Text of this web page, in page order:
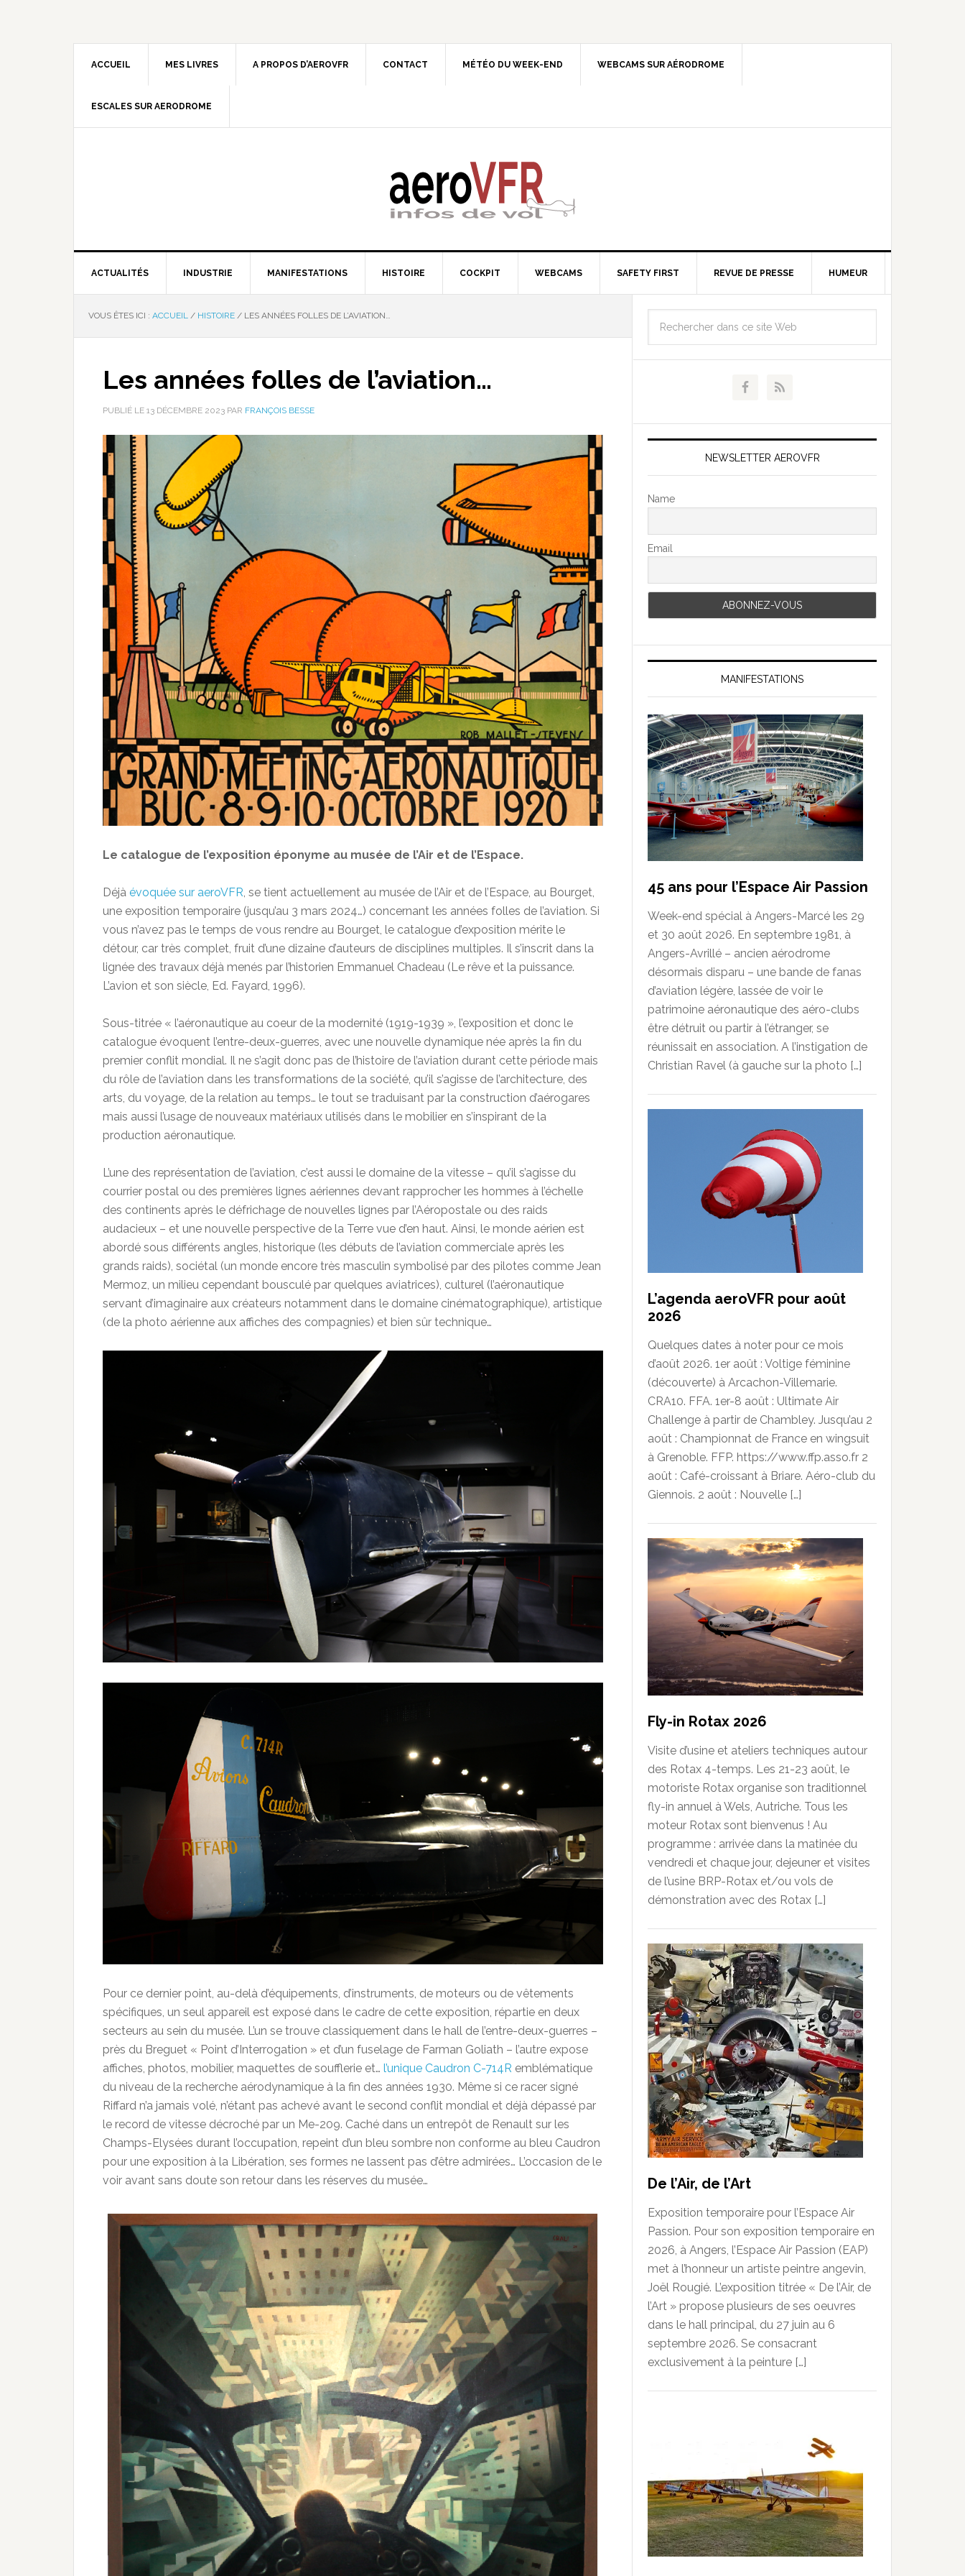
ACCUEIL MES LIVRES A PROPOS D’AEROVFR CONTACT MÉTÉO DU WEEK-END WEBCAMS SUR AÉRODROME
ESCALES SUR AERODROME
ACTUALITÉS INDUSTRIE MANIFESTATIONS HISTOIRE COCKPIT WEBCAMS SAFETY FIRST REVUE DE PRESSE HUMEUR
VOUS ÊTES ICI : ACCUEIL / HISTOIRE / LES ANNÉES FOLLES DE L’AVIATION…
Les années folles de l’aviation…
PUBLIÉ LE 13 DÉCEMBRE 2023 PAR FRANÇOIS BESSE
Le catalogue de l’exposition éponyme au musée de l’Air et de l’Espace.
Déjà évoquée sur aeroVFR, se tient actuellement au musée de l’Air et de l’Espace, au Bourget,
une exposition temporaire (jusqu’au 3 mars 2024…) concernant les années folles de l’aviation. Si
vous n’avez pas le temps de vous rendre au Bourget, le catalogue d’exposition mérite le
détour, car très complet, fruit d’une dizaine d’auteurs de disciplines multiples. Il s’inscrit dans la
lignée des travaux déjà menés par l’historien Emmanuel Chadeau (Le rêve et la puissance.
L’avion et son siècle, Ed. Fayard, 1996).
Sous-titrée « l’aéronautique au coeur de la modernité (1919-1939 », l’exposition et donc le
catalogue évoquent l’entre-deux-guerres, avec une nouvelle dynamique née après la fin du
premier conflit mondial. Il ne s’agit donc pas de l’histoire de l’aviation durant cette période mais
du rôle de l’aviation dans les transformations de la société, qu’il s’agisse de l’architecture, des
arts, du voyage, de la relation au temps… le tout se traduisant par la construction d’aérogares
mais aussi l’usage de nouveaux matériaux utilisés dans le mobilier en s’inspirant de la
production aéronautique.
L’une des représentation de l’aviation, c’est aussi le domaine de la vitesse – qu’il s’agisse du
courrier postal ou des premières lignes aériennes devant rapprocher les hommes à l’échelle
des continents après le défrichage de nouvelles lignes par l’Aéropostale ou des raids
audacieux – et une nouvelle perspective de la Terre vue d’en haut. Ainsi, le monde aérien est
abordé sous différents angles, historique (les débuts de l’aviation commerciale après les
grands raids), sociétal (un monde encore très masculin symbolisé par des pilotes comme Jean
Mermoz, un milieu cependant bousculé par quelques aviatrices), culturel (l’aéronautique
servant d’imaginaire aux créateurs notamment dans le domaine cinématographique), artistique
(de la photo aérienne aux affiches des compagnies) et bien sûr technique…
Pour ce dernier point, au-delà d’équipements, d’instruments, de moteurs ou de vêtements
spécifiques, un seul appareil est exposé dans le cadre de cette exposition, répartie en deux
secteurs au sein du musée. L’un se trouve classiquement dans le hall de l’entre-deux-guerres –
près du Breguet « Point d’Interrogation » et d’un fuselage de Farman Goliath – l’autre expose
affiches, photos, mobilier, maquettes de soufflerie et… l’unique Caudron C-714R emblématique
du niveau de la recherche aérodynamique à la fin des années 1930. Même si ce racer signé
Riffard n’a jamais volé, n’étant pas achevé avant le second conflit mondial et déjà dépassé par
le record de vitesse décroché par un Me-209. Caché dans un entrepôt de Renault sur les
Champs-Elysées durant l’occupation, repeint d’un bleu sombre non conforme au bleu Caudron
pour une exposition à la Libération, ses formes ne lassent pas d’être admirées… L’occasion de le
voir avant sans doute son retour dans les réserves du musée…
NEWSLETTER AEROVFR
Name
Email
MANIFESTATIONS
45 ans pour l’Espace Air Passion
Week-end spécial à Angers-Marcé les 29
et 30 août 2026. En septembre 1981, à
Angers-Avrillé – ancien aérodrome
désormais disparu – une bande de fanas
d’aviation légère, lassée de voir le
patrimoine aéronautique des aéro-clubs
être détruit ou partir à l’étranger, se
réunissait en association. A l’instigation de
Christian Ravel (à gauche sur la photo […]
L’agenda aeroVFR pour août
2026
Quelques dates à noter pour ce mois
d’août 2026. 1er août : Voltige féminine
(découverte) à Arcachon-Villemarie.
CRA10. FFA. 1er-8 août : Ultimate Air
Challenge à partir de Chambley. Jusqu’au 2
août : Championnat de France en wingsuit
à Grenoble. FFP. https://www.ffp.asso.fr 2
août : Café-croissant à Briare. Aéro-club du
Giennois. 2 août : Nouvelle […]
Fly-in Rotax 2026
Visite d’usine et ateliers techniques autour
des Rotax 4-temps. Les 21-23 août, le
motoriste Rotax organise son traditionnel
fly-in annuel à Wels, Autriche. Tous les
moteur Rotax sont bienvenus ! Au
programme : arrivée dans la matinée du
vendredi et chaque jour, dejeuner et visites
de l’usine BRP-Rotax et/ou vols de
démonstration avec des Rotax […]
De l’Air, de l’Art
Exposition temporaire pour l’Espace Air
Passion. Pour son exposition temporaire en
2026, à Angers, l’Espace Air Passion (EAP)
met à l’honneur un artiste peintre angevin,
Joël Rougié. L’exposition titrée « De l’Air, de
l’Art » propose plusieurs de ses oeuvres
dans le hall principal, du 27 juin au 6
septembre 2026. Se consacrant
exclusivement à la peinture […]